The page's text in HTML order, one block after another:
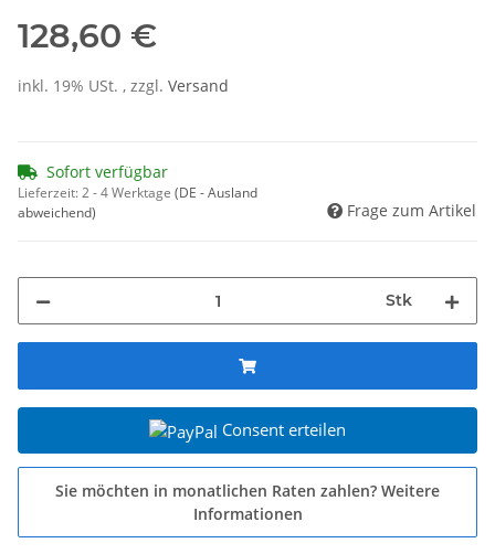
128,60 €
inkl. 19% USt. , zzgl. Versand
Sofort verfügbar
Lieferzeit:2 - 4 Werktage (DE - Ausland
abweichend)
Frage zum Artikel
Stk
Consent erteilen
Sie möchten in monatlichen Raten zahlen? Weitere
Informationen